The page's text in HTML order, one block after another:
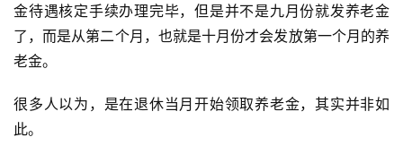
金待遇核定手续办理完毕，但是并不是九月份就发养老金
了，而是从第二个月，也就是十月份才会发放第一个月的养
老金。
很多人以为，是在退休当月开始领取养老金，其实并非如
此。